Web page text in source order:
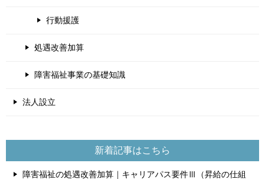
行動援護
処遇改善加算
障害福祉事業の基礎知識
法人設立
新着記事はこちら
障害福祉の処遇改善加算｜キャリアパス要件Ⅲ（昇給の仕組